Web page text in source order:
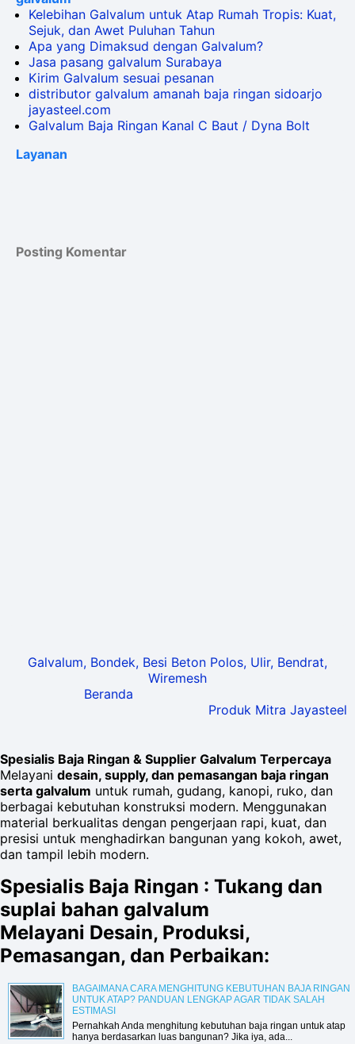
Kelebihan Galvalum untuk Atap Rumah Tropis: Kuat,
Sejuk, dan Awet Puluhan Tahun
Apa yang Dimaksud dengan Galvalum?
Jasa pasang galvalum Surabaya
Kirim Galvalum sesuai pesanan
distributor galvalum amanah baja ringan sidoarjo
jayasteel.com
Galvalum Baja Ringan Kanal C Baut / Dyna Bolt
Layanan
Posting Komentar
Galvalum, Bondek, Besi Beton Polos, Ulir, Bendrat,
Wiremesh
Produk Mitra Jayasteel
Beranda
Spesialis Baja Ringan & Supplier Galvalum Terpercaya
Melayani desain, supply, dan pemasangan baja ringan
serta galvalum untuk rumah, gudang, kanopi, ruko, dan
berbagai kebutuhan konstruksi modern. Menggunakan
material berkualitas dengan pengerjaan rapi, kuat, dan
presisi untuk menghadirkan bangunan yang kokoh, awet,
dan tampil lebih modern.
Spesialis Baja Ringan : Tukang dan
suplai bahan galvalum
Melayani Desain, Produksi,
Pemasangan, dan Perbaikan:
BAGAIMANA CARA MENGHITUNG KEBUTUHAN BAJA RINGAN
UNTUK ATAP? PANDUAN LENGKAP AGAR TIDAK SALAH
ESTIMASI
Pernahkah Anda menghitung kebutuhan baja ringan untuk atap
hanya berdasarkan luas bangunan? Jika iya, ada...